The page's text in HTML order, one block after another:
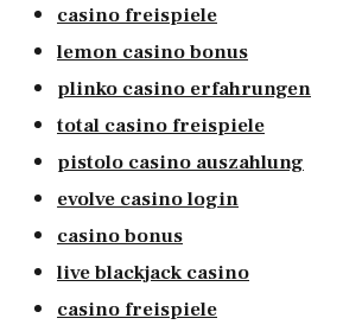
casino freispiele
lemon casino bonus
plinko casino erfahrungen
total casino freispiele
pistolo casino auszahlung
evolve casino login
casino bonus
live blackjack casino
casino freispiele